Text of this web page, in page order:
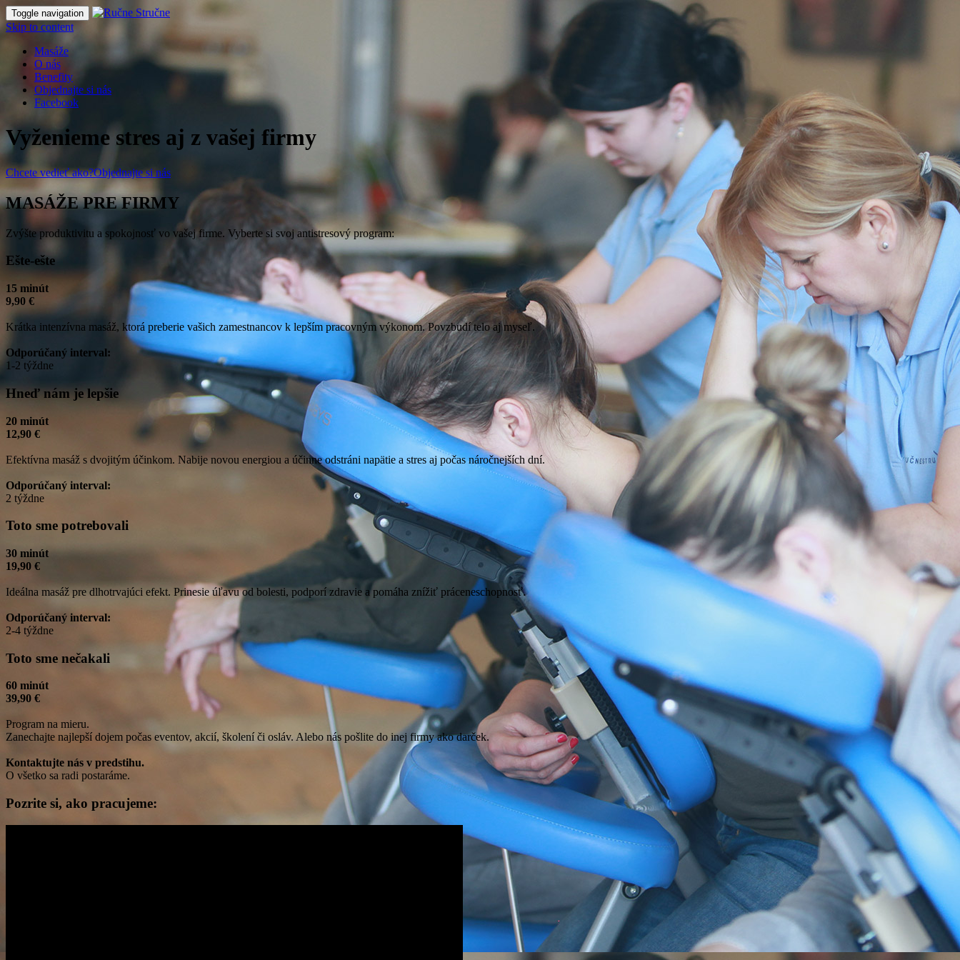
Toggle navigation
Skip to content
Masáže
O nás
Benefity
Objednajte si nás
Facebook
Vyženieme stres aj z vašej firmy
Chcete vedieť ako?Objednajte si nás
MASÁŽE PRE FIRMY
Zvýšte produktivitu a spokojnosť vo vašej firme. Vyberte si svoj antistresový program:
Ešte-ešte
15 minút
9,90 €
Krátka intenzívna masáž, ktorá preberie vašich zamestnancov k lepším pracovným výkonom. Povzbudí telo aj myseľ.
Odporúčaný interval:
1-2 týždne
Hneď nám je lepšie
20 minút
12,90 €
Efektívna masáž s dvojitým účinkom. Nabije novou energiou a účinne odstráni napätie a stres aj počas náročnejších dní.
Odporúčaný interval:
2 týždne
Toto sme potrebovali
30 minút
19,90 €
Ideálna masáž pre dlhotrvajúci efekt. Prinesie úľavu od bolesti, podporí zdravie a pomáha znížiť práceneschopnosť.
Odporúčaný interval:
2-4 týždne
Toto sme nečakali
60 minút
39,90 €
Program na mieru.
Zanechajte najlepší dojem počas eventov, akcií, školení či osláv. Alebo nás pošlite do inej firmy ako darček.
Kontaktujte nás v predstihu.
O všetko sa radi postaráme.
Pozrite si, ako pracujeme: